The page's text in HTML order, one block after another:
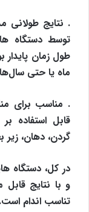
. نتایج طولانی
توسط دستگاه
طول زمان
ماه یا حتی
. مناسب برای
قابل استفاده
گردن، دهان، زیر
در کل، دستگاه
و با نتایج
تناسب اندام است.